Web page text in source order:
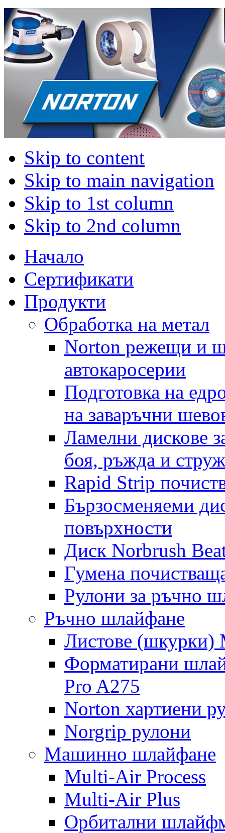
Skip to content
Skip to main navigation
Skip to 1st column
Skip to 2nd column
Начало
Сертификати
Продукти
Обработка на метал
Norton режещи и
автокаросерии
Подготовка на
на заваръчни
Ламелни дискове
боя, ръжда и
Rapid Strip
Бързосменяеми
повърхности
Диск Norbrush
Гумена
Рулони за ръчно
Ръчно шлайфане
Листове
Форматирани
Pro A275
Norton хартиени
Norgrip рулони
Машинно шлайфане
Multi-Air Process
Multi-Air Plus
Орбитални